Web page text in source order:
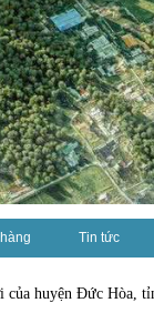
Tin tức
huyện Đức Hòa,